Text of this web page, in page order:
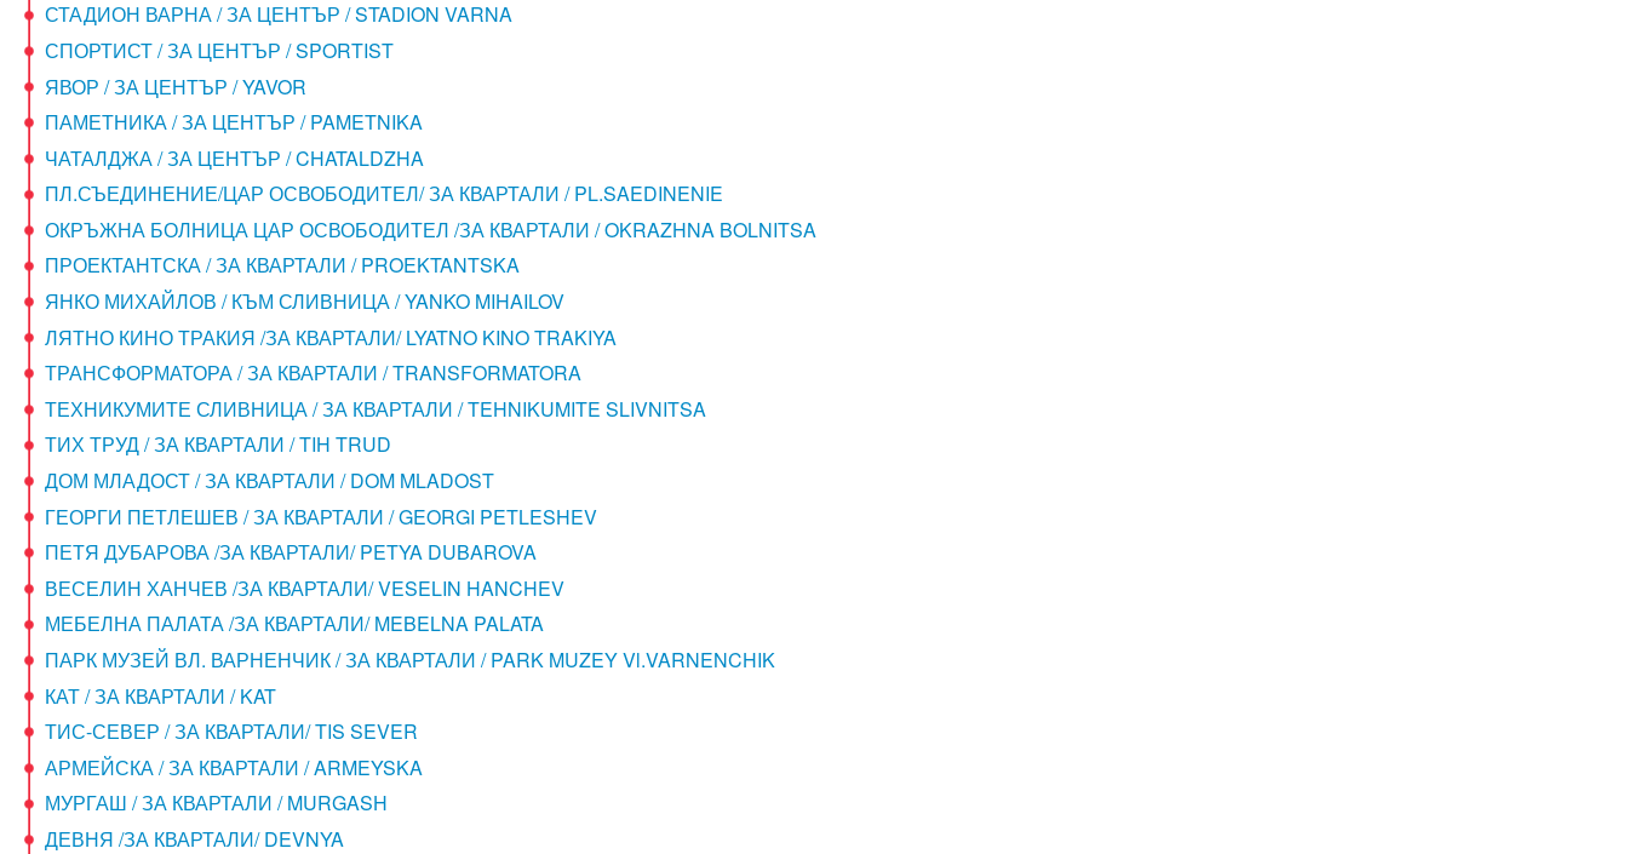
СТАДИОН ВАРНА / ЗА ЦЕНТЪР / STADION VARNA
СПОРТИСТ / ЗА ЦЕНТЪР / SPORTIST
ЯВОР / ЗА ЦЕНТЪР / YAVOR
ПАМЕТНИКА / ЗА ЦЕНТЪР / PAMETNIKA
ЧАТАЛДЖА / ЗА ЦЕНТЪР / CHATALDZHA
ПЛ.СЪЕДИНЕНИЕ/ЦАР ОСВОБОДИТЕЛ/ ЗА КВАРТАЛИ / PL.SAEDINENIE
ОКРЪЖНА БОЛНИЦА ЦАР ОСВОБОДИТЕЛ /ЗА КВАРТАЛИ / OKRAZHNA BOLNITSA
ПРОЕКТАНТСКА / ЗА КВАРТАЛИ / PROEKTANTSKA
ЯНКО МИХАЙЛОВ / КЪМ СЛИВНИЦА / YANKO MIHAILOV
ЛЯТНО КИНО ТРАКИЯ /ЗА КВАРТАЛИ/ LYATNO KINO TRAKIYA
ТРАНСФОРМАТОРА / ЗА КВАРТАЛИ / TRANSFORMATORA
ТЕХНИКУМИТЕ СЛИВНИЦА / ЗА КВАРТАЛИ / TEHNIKUMITE SLIVNITSA
ТИХ ТРУД / ЗА КВАРТАЛИ / TIH TRUD
ДОМ МЛАДОСТ / ЗА КВАРТАЛИ / DOM MLADOST
ГЕОРГИ ПЕТЛЕШЕВ / ЗА КВАРТАЛИ / GEORGI PETLESHEV
ПЕТЯ ДУБАРОВА /ЗА КВАРТАЛИ/ PETYA DUBAROVA
ВЕСЕЛИН ХАНЧЕВ /ЗА КВАРТАЛИ/ VESELIN HANCHEV
МЕБЕЛНА ПАЛАТА /ЗА КВАРТАЛИ/ MEBELNA PALATA
ПАРК МУЗЕЙ ВЛ. ВАРНЕНЧИК / ЗА КВАРТАЛИ / PARK MUZEY Vl.VARNENCHIK
КАТ / ЗА КВАРТАЛИ / KAT
ТИС-СЕВЕР / ЗА КВАРТАЛИ/ TIS SEVER
АРМЕЙСКА / ЗА КВАРТАЛИ / ARMEYSKA
МУРГАШ / ЗА КВАРТАЛИ / MURGASH
ДЕВНЯ /ЗА КВАРТАЛИ/ DEVNYA